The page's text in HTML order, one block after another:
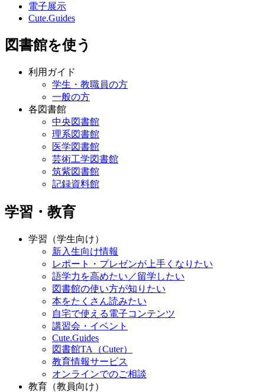
電子展示
Cute.Guides
図書館を使う
利用ガイド
学生・教職員の方
一般の方
各図書館
中央図書館
理系図書館
医学図書館
芸術工学図書館
筑紫図書館
記録資料館
学習・教育
学習（学生向け）
新入生向け情報
レポート・プレゼンが上手くなりたい
語学力を高めたい／留学したい
図書館の使い方が知りたい
本をたくさん読みたい
自宅で使える電子コンテンツ
講習会・イベント
Cute.Guides
図書館TA（Cuter）
教育情報サービス
オンラインでのご相談
教育（教員向け）